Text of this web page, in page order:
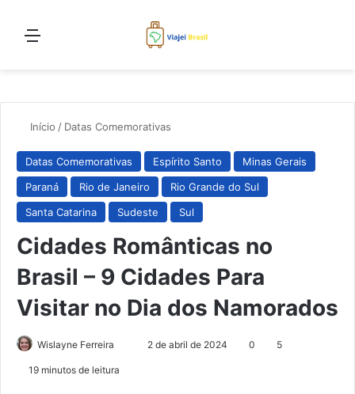
Menu
Início / Datas Comemorativas
Datas Comemorativas Espírito Santo
Minas Gerais
Paraná
Rio de Janeiro
Rio Grande do Sul
Santa Catarina
Sudeste Sul
Cidades Românticas no
Brasil – 9 Cidades Para
Visitar no Dia dos Namorados
Wislayne Ferreira
Mande2 de abril de 2024 0 5
19 minutos de leitura